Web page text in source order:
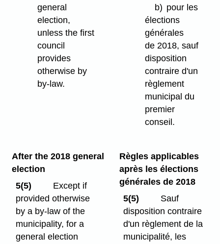
general
election,
unless the first
council
provides
otherwise by
by-law.
b) pour les
élections
générales
de 2018, sauf
disposition
contraire d'un
règlement
municipal du
premier
conseil.
After the 2018 general
election
5(5)
Except if
provided otherwise
by a by-law of the
municipality, for a
general election
Règles applicables
après les élections
générales de 2018
5(5)
Sauf
disposition contraire
d'un règlement de la
municipalité, les